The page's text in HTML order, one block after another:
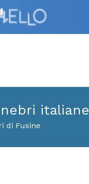
italiane
di Fusine